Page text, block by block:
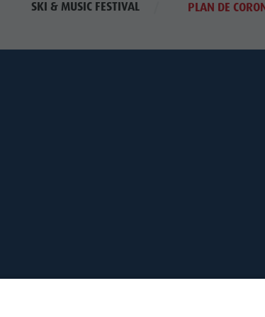
SKI & MUSIC FESTIVAL PLAN DE